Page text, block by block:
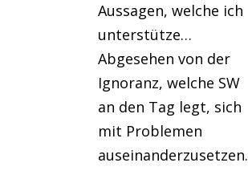
Aussagen, welche ich
unterstütze…
Abgesehen von der
Ignoranz, welche SW
an den Tag legt, sich
mit Problemen
auseinanderzusetzen.